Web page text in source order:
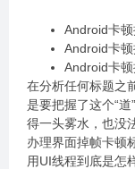
Android卡
Android卡
Android卡
在分析任何标题之
是要把握了这个“
得一头雾水，也没
办理界面掉帧卡顿
用UI线程到底是怎